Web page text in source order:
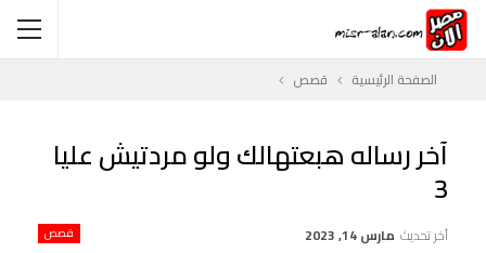
الصفحة الرئيسية قصص
آخر رساله هبعتهالك ولو مردتيش عليا
3
قصص آخر تحديث مارس 14, 2023